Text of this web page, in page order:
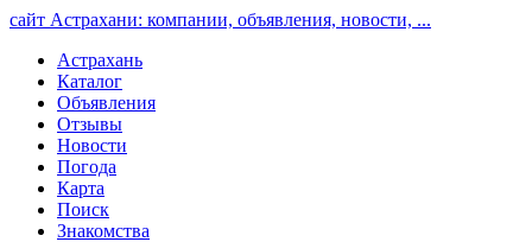
сайт Астрахани: компании, объявления, новости, ...
Астрахань
Каталог
Объявления
Отзывы
Новости
Погода
Карта
Поиск
Знакомства